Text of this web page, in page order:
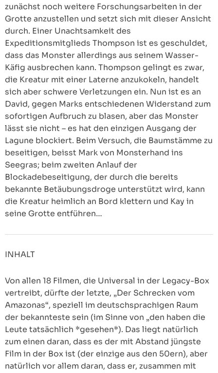
zunächst noch weitere Forschungsarbeiten in der
Grotte anzustellen und setzt sich mit dieser Ansicht
durch. Einer Unachtsamkeit des
Expeditionsmitglieds Thompson ist es geschuldet,
dass das Monster allerdings aus seinem Wasser-
Käfig ausbrechen kann. Thompson gelingt es zwar,
die Kreatur mit einer Laterne anzukokeln, handelt
sich aber schwere Verletzungen ein. Nun ist es an
David, gegen Marks entschiedenen Widerstand zum
sofortigen Aufbruch zu blasen, aber das Monster
lässt sie nicht – es hat den einzigen Ausgang der
Lagune blockiert. Beim Versuch, die Baumstämme zu
beseitigen, beisst Mark von Monsterhand ins
Seegras; beim zweiten Anlauf der
Blockadebeseitigung, der durch die bereits
bekannte Betäubungsdroge unterstützt wird, kann
die Kreatur heimlich an Bord klettern und Kay in
seine Grotte entführen…
INHALT
Von allen 18 Filmen, die Universal in der Legacy-Box
vertreibt, dürfte der letzte, „Der Schrecken vom
Amazonas“, speziell im deutschsprachigen Raum
der bekannteste sein (im Sinne von „den haben die
Leute tatsächlich *gesehen*). Das liegt natürlich
zum einen daran, dass es der mit Abstand jüngste
Film in der Box ist (der einzige aus den 50ern), aber
natürlich vor allem daran, dass er, zusammen mit